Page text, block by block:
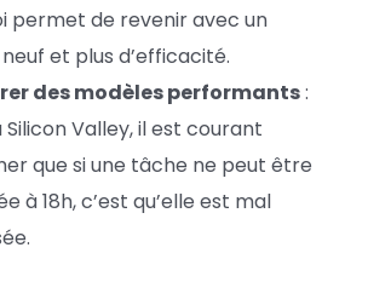
permet de revenir avec un
et plus d’efficacité.
des modèles performants:
Silicon Valley, il est courant
que si une tâche ne peut être
à 18h, c’est qu’elle est mal